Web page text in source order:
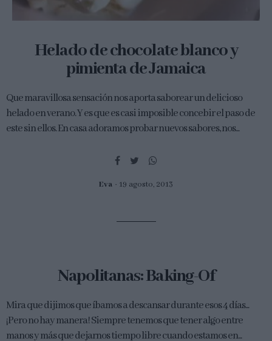
Helado de chocolate blanco y
pimienta de Jamaica
Que maravillosa sensación nos aporta saborear un delicioso
helado en verano. Y es que es casi imposible concebir el paso de
este sin ellos. En casa adoramos probar nuevos sabores, nos...
Eva 19 agosto, 2013
Napolitanas: Baking-Of
Mira que dijimos que íbamos a descansar durante esos 4 días...
¡Pero no hay manera! Siempre tenemos que tener algo entre
manos y más que dejarnos tiempo libre cuando estamos en...